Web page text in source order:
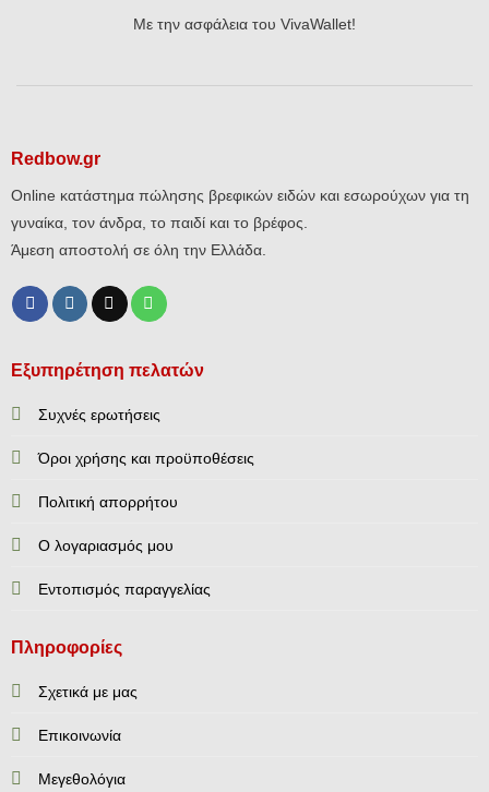
Με την ασφάλεια του VivaWallet!
Redbow.gr
Online κατάστημα πώλησης βρεφικών ειδών και εσωρούχων για τη
γυναίκα, τον άνδρα, το παιδί και το βρέφος.
Άμεση αποστολή σε όλη την Ελλάδα.
Εξυπηρέτηση πελατών
Συχνές ερωτήσεις
Όροι χρήσης και προϋποθέσεις
Πολιτική απορρήτου
Ο λογαριασμός μου
Εντοπισμός παραγγελίας
Πληροφορίες
Σχετικά με μας
Επικοινωνία
Mεγεθολόγια